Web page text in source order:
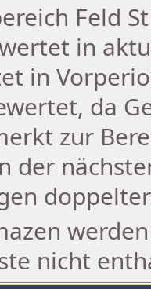
Feld
in
in
da
zur
der
nicht